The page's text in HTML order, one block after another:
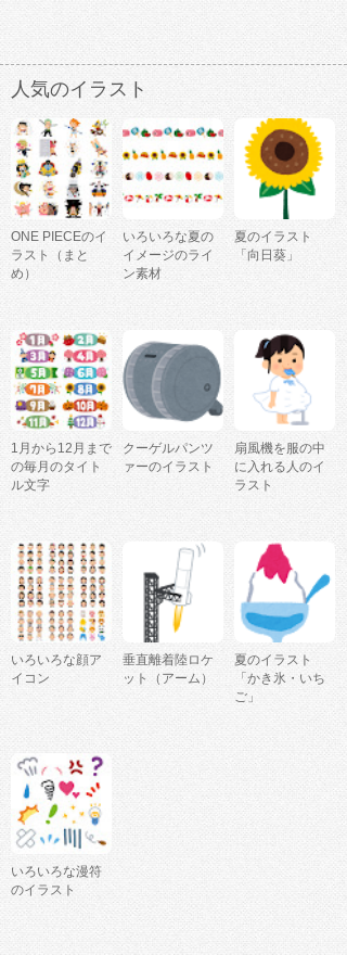
人気のイラスト
ONE PIECEのイ
ラスト（まと
め）
いろいろな夏の
イメージのライ
ン素材
夏のイラスト
「向日葵」
1月から12月まで
の毎月のタイト
ル文字
クーゲルパンツ
ァーのイラスト
扇風機を服の中
に入れる人のイ
ラスト
いろいろな顔ア
イコン
垂直離着陸ロケ
ット（アーム）
夏のイラスト
「かき氷・いち
ご」
いろいろな漫符
のイラスト